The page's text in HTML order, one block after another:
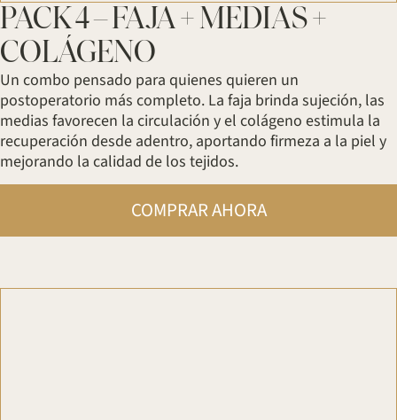
PACK 4 – FAJA + MEDIAS +
COLÁGENO
Un combo pensado para quienes quieren un
postoperatorio más completo. La faja brinda sujeción, las
medias favorecen la circulación y el colágeno estimula la
recuperación desde adentro, aportando firmeza a la piel y
mejorando la calidad de los tejidos.
COMPRAR AHORA